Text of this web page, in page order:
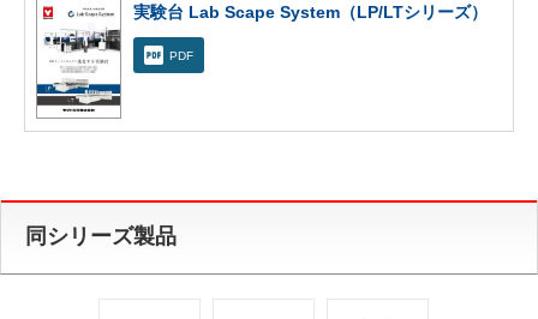
実験台 Lab Scape System（LP/LTシリーズ）
PDF
同シリーズ製品